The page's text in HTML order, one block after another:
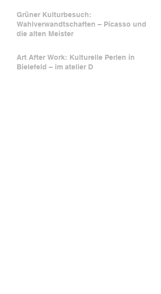
Grüner Kulturbesuch:
Wahlverwandtschaften – Picasso und
die alten Meister
Art After Work: Kulturelle Perlen in
Bielefeld – im atelier D